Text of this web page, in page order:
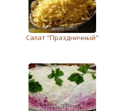
Салат "Праздничный"